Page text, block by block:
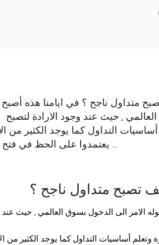
متداول ناجح ؟ في ايامنا هذه
, حيث عند وجود الارادة
التداول كما يوجد الكثير من
يعتمدوا على الحظ في فتح الصفقات وأغلاقها …
تصبح متداول ناجح ؟
الامر الى الدخول بسوق العالمي , حيث عند
وتعلم أساسيات التداول كما يوجد الكثير من